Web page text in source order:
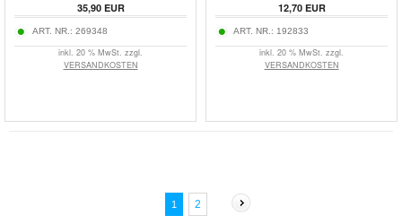
35,90EUR
ART. NR.: 269348
inkl. 20 % MwSt. zzgl.
VERSANDKOSTEN
12,70EUR
ART. NR.: 192833
inkl. 20 % MwSt. zzgl.
VERSANDKOSTEN
1 2